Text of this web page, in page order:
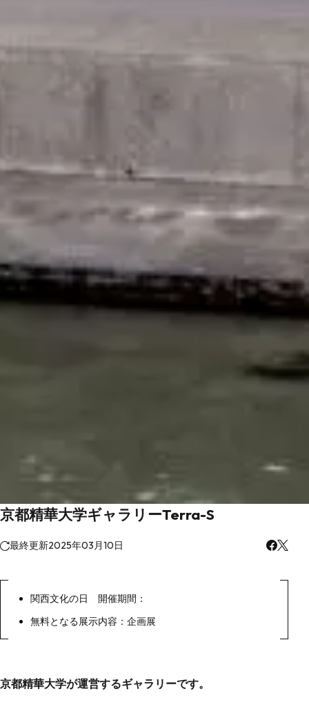
京都精華大学ギャラリーTerra-S
最終更新2025年03月10日
関西文化の日 開催期間：
無料となる展示内容：企画展
京都精華大学が運営するギャラリーです。